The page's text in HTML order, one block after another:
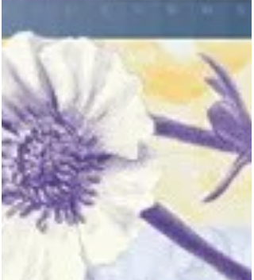
des Dorflehrers Christian Schurz und seiner
Schule im Dorf; ein Jahr später wechselte er zur
Elementarschule in Brühl. Das Lehrergehalt
seines Vaters mit Bezügen von monatlich etwa
10 Thalern reichte für die Versorgung der
Familie nicht aus; so verließ d